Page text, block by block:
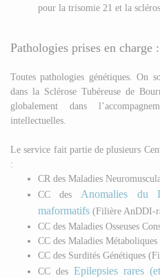
pour la trisomie 21 et la
Pathologies prises en charge :
Toutes pathologies génétiques. On
dans la Sclérose Tubéreuse de
globalement dans
intellectuelles.
Le service fait partie de plusieurs
:
CR des Maladies
CC des Anomalies du
maformatifs (Filière AnDDI-
CC des Maladies Osseuses
CC des Maladies
CC des Surdités Génétiques
CC desEpilepsies rares